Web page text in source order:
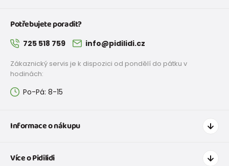
Potřebujete poradit?
725 518 759 info@pidilidi.cz
Zákaznický servis je k dispozici od pondělí do pátku v
hodinách:
Po-Pá: 8-15
Informace o nákupu
Doprava a platba
Více o Pidilidi